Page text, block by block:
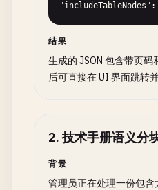
结果
生成的 JSON 包含带页
后可直接在 UI 界面跳转
2.技术手册语义分
背景
管理员正在处理一份包